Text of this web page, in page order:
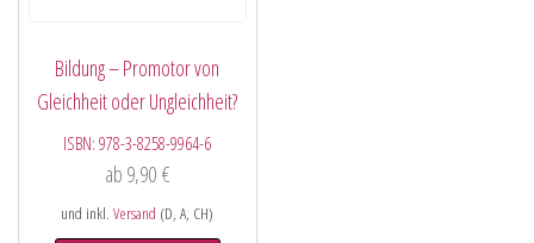
Bildung – Promotor von
Gleichheit oder Ungleichheit?
ISBN:978-3-8258-9964-6
ab 9,90 €
und inkl.Versand (D, A, CH)